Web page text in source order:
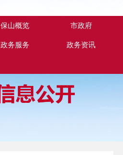
保山概览 市政府
政务服务 政务资讯